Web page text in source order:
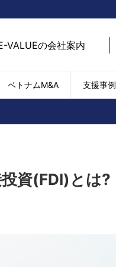
VALUEの会社案内
ベトナムM&A 支援事例
・ESG
直接投資（FDI）
資(FDI)とは?